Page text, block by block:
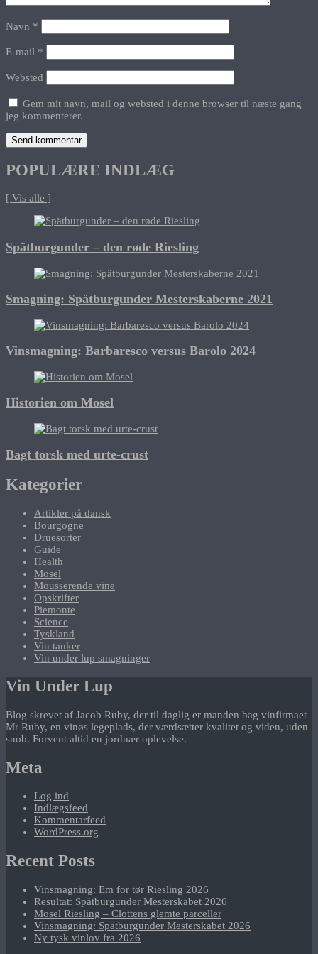
Navn *
E-mail *
Websted
Gem mit navn, mail og websted i denne browser til næste gang
jeg kommenterer.
POPULÆRE INDLÆG
[ Vis alle ]
Spätburgunder – den røde Riesling
Smagning: Spätburgunder Mesterskaberne 2021
Vinsmagning: Barbaresco versus Barolo 2024
Historien om Mosel
Bagt torsk med urte-crust
Kategorier
Artikler på dansk
Bourgogne
Druesorter
Guide
Health
Mosel
Mousserende vine
Opskrifter
Piemonte
Science
Tyskland
Vin tanker
Vin under lup smagninger
Vin Under Lup
Blog skrevet af Jacob Ruby, der til daglig er manden bag vinfirmaet
Mr Ruby, en vinøs legeplads, der værdsætter kvalitet og viden, uden
snob. Forvent altid en jordnær oplevelse.
Meta
Log ind
Indlægsfeed
Kommentarfeed
WordPress.org
Recent Posts
Vinsmagning: Em for tør Riesling 2026
Resultat: Spätburgunder Mesterskabet 2026
Mosel Riesling – Clottens glemte parceller
Vinsmagning: Spätburgunder Mesterskabet 2026
Ny tysk vinlov fra 2026